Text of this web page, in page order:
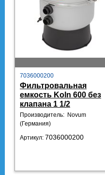
7036000200
Фильтровальная
емкость Koln 600 без
клапана 1 1/2
Производитель: Novum
(Германия)
Артикул: 7036000200